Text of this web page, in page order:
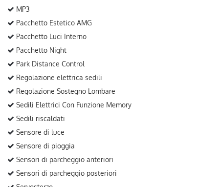
MP3
Pacchetto Estetico AMG
Pacchetto Luci Interno
Pacchetto Night
Park Distance Control
Regolazione elettrica sedili
Regolazione Sostegno Lombare
Sedili Elettrici Con Funzione Memory
Sedili riscaldati
Sensore di luce
Sensore di pioggia
Sensori di parcheggio anteriori
Sensori di parcheggio posteriori